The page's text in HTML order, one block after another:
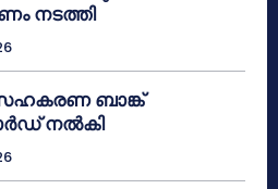
നടത്തി
ബാങ്ക്
നൽകി